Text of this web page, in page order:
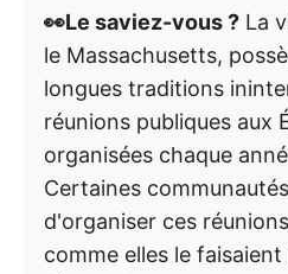
👀Le saviez-vous ? La
le Massachusetts,
longues traditions
réunions publiques aux
organisées chaque
Certaines
d'organiser ces
comme elles le